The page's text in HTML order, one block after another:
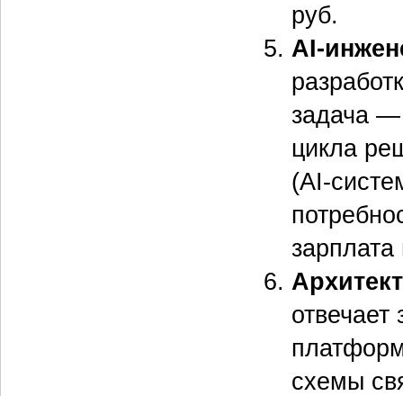
руб.
AI-
задача —
цикла
(AI-
отвечает
платформ
схемы